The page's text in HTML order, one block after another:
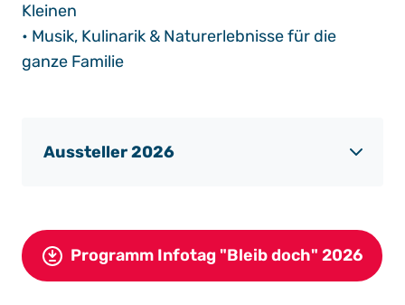
Kleinen
• Musik, Kulinarik & Naturerlebnisse für die
ganze Familie
Aussteller 2026
Programm Infotag "Bleib doch" 2026